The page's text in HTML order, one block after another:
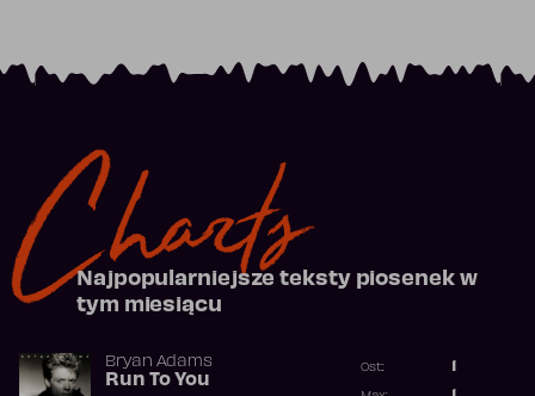
Charts
Najpopularniejsze teksty piosenek w
tym miesiącu
Bryan Adams
Run To You
Ost.: